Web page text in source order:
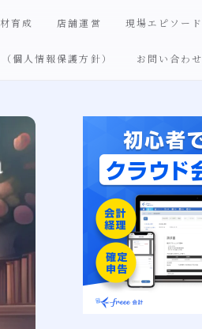
育成 店舗運営 現場エピソード
個人情報保護方針） お問い合わせ